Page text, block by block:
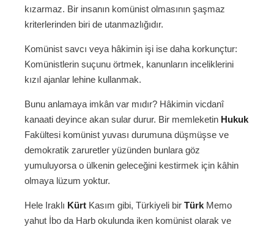
kızarmaz. Bir insanın komünist olmasının şaşmaz
kriterlerinden biri de utanmazlığıdır.
Komünist savcı veya hâkimin işi ise daha korkunçtur:
Komünistlerin suçunu örtmek, kanunların inceliklerini
kızıl ajanlar lehine kullanmak.
Bunu anlamaya imkân var mıdır? Hâkimin vicdanî
kanaati deyince akan sular durur. Bir memleketin Hukuk
Fakültesi komünist yuvası durumuna düşmüşse ve
demokratik zaruretler yüzünden bunlara göz
yumuluyorsa o ülkenin geleceğini kestirmek için kâhin
olmaya lüzum yoktur.
Hele Iraklı Kürt Kasım gibi, Türkiyeli bir Türk Memo
yahut İbo da Harb okulunda iken komünist olarak ve